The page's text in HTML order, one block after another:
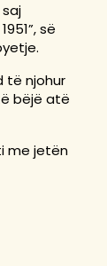
së
të njohur
bëjë atë
me jetën